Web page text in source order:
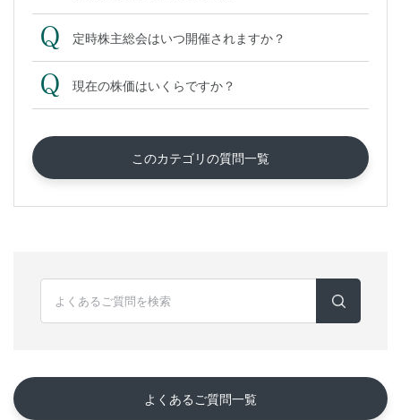
定時株主総会はいつ開催されますか？
現在の株価はいくらですか？
このカテゴリの質問一覧
よくあるご質問一覧